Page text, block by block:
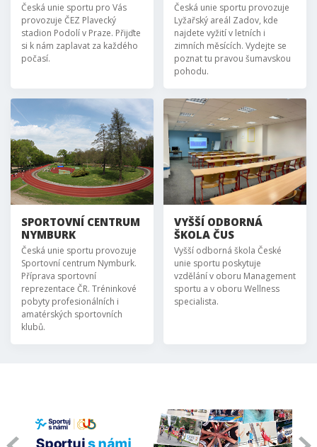
Česká unie sportu pro Vás
provozuje ČEZ Plavecký
stadion Podolí v Praze. Přijďte
si k nám zaplavat za každého
počasí.
Česká unie sportu provozuje
Lyžařský areál Zadov, kde
najdete vyžití v letních i
zimních měsících. Vydejte se
poznat tu pravou šumavskou
pohodu.
SPORTOVNÍ CENTRUM
NYMBURK
Česká unie sportu provozuje
Sportovní centrum Nymburk.
Příprava sportovní
reprezentace ČR. Tréninkové
pobyty profesionálních i
amatérských sportovních
klubů.
VYŠŠÍ ODBORNÁ
ŠKOLA ČUS
Vyšší odborná škola České
unie sportu poskytuje
vzdělání v oboru Management
sportu a v oboru Wellness
specialista.